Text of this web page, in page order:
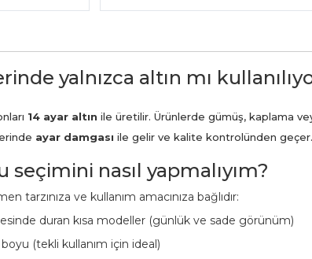
yalnızca altın mı
14 ayar altın ile üretilir. Ürünlerde gümüş, kaplama
ayar damgası ile gelir ve kalite kontrolünden geçer.
nasıl yapmalıyım?
tarzınıza ve kullanım amacınıza bağlıdır:
duran kısa modeller (günlük ve sade görünüm)
(tekli kullanım için ideal)